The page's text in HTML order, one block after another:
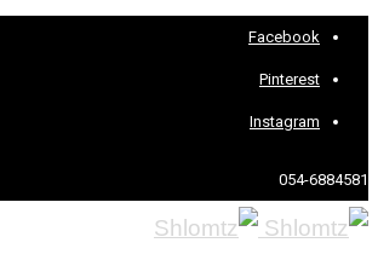
Facebook
Pinterest
Instagram
054-6884581